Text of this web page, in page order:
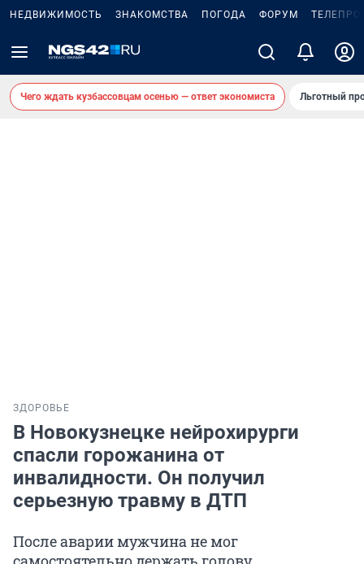
НЕДВИЖИМОСТЬ ЗНАКОМСТВА ПОГОДА ФОРУМ
Чего ждать кузбассовцам осенью — ответ экономиста Льготный
ЗДОРОВЬЕ
В Новокузнецке нейрохирурги
спасли горожанина от
инвалидности. Он получил
серьезную травму в ДТП
После аварии мужчина не мог